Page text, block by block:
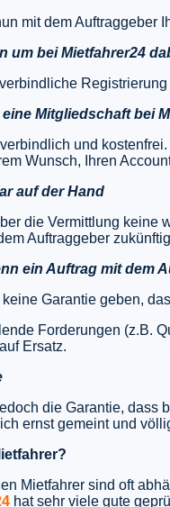
mit dem Auftraggeber
um bei Mietfahrer24
Mitgliedschaft bei
und
Wunsch, Ihren
auf der Hand
die Vermittlung keine
Auftraggeber
ein Auftrag mit dem
Garantie geben,
Forderungen (z.B.
Ersatz.
die Garantie, dass
ernst gemeint und
Mietfahrer sind oft
hat sehr viele gute